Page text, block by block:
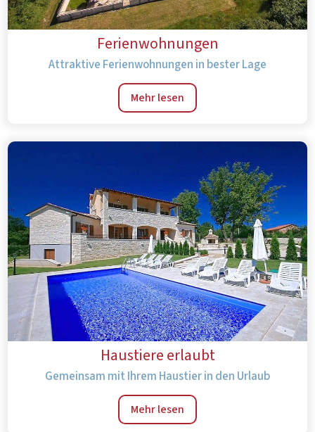
Ferienwohnungen
Attraktive Ferienwohnungen in bester Lage
Mehr lesen
Haustiere erlaubt
Gemeinsam mit Ihrem Haustier in den Urlaub
Mehr lesen